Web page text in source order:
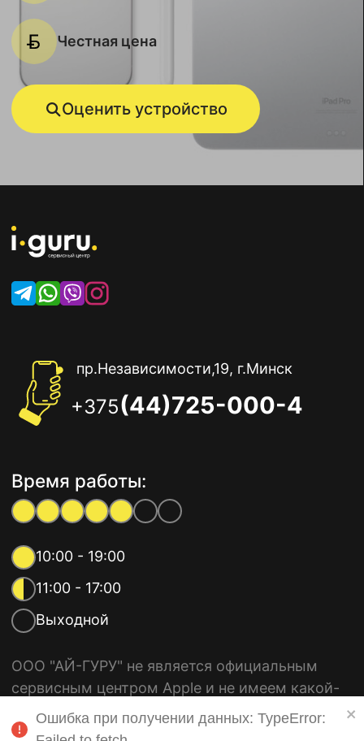
Честная цена
Оценить устройство
пр.Независимости,19, г.Минск
+375(44)725-000-4
Время работы:
10:00 - 19:00
11:00 - 17:00
Выходной
ООО "АЙ-ГУРУ" не является официальным
сервисным центром Apple и не имеем какой-
либо связи с компанией Apple Inc. Все
используемые торговые марки, такие как
Ошибка при получении данных: TypeError: